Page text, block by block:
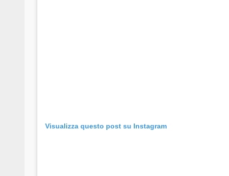
Visualizza questo post su Instagram